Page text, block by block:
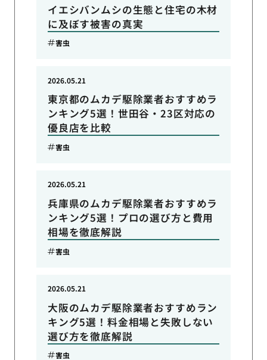
イエシバンムシの生態と住宅の木材
に及ぼす被害の真実
害虫
東京都のムカデ駆除業者おすすめラ
ンキング5選！世田谷・23区対応の
優良店を比較
2026.05.21
害虫
兵庫県のムカデ駆除業者おすすめラ
ンキング5選！プロの選び方と費用
相場を徹底解説
2026.05.21
害虫
大阪のムカデ駆除業者おすすめラン
キング5選！料金相場と失敗しない
選び方を徹底解説
2026.05.21
害虫